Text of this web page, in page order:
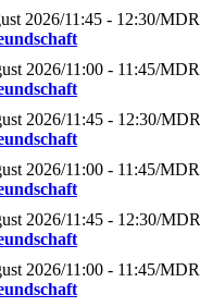
2026/11:45 - 12:30/MDR
2026/11:00 - 11:45/MDR
2026/11:45 - 12:30/MDR
2026/11:00 - 11:45/MDR
2026/11:45 - 12:30/MDR
2026/11:00 - 11:45/MDR